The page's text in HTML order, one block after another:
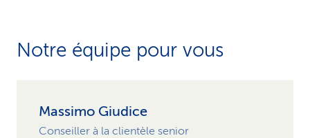
Notre équipe pour vous
Massimo Giudice
Conseiller à la clientèle senior